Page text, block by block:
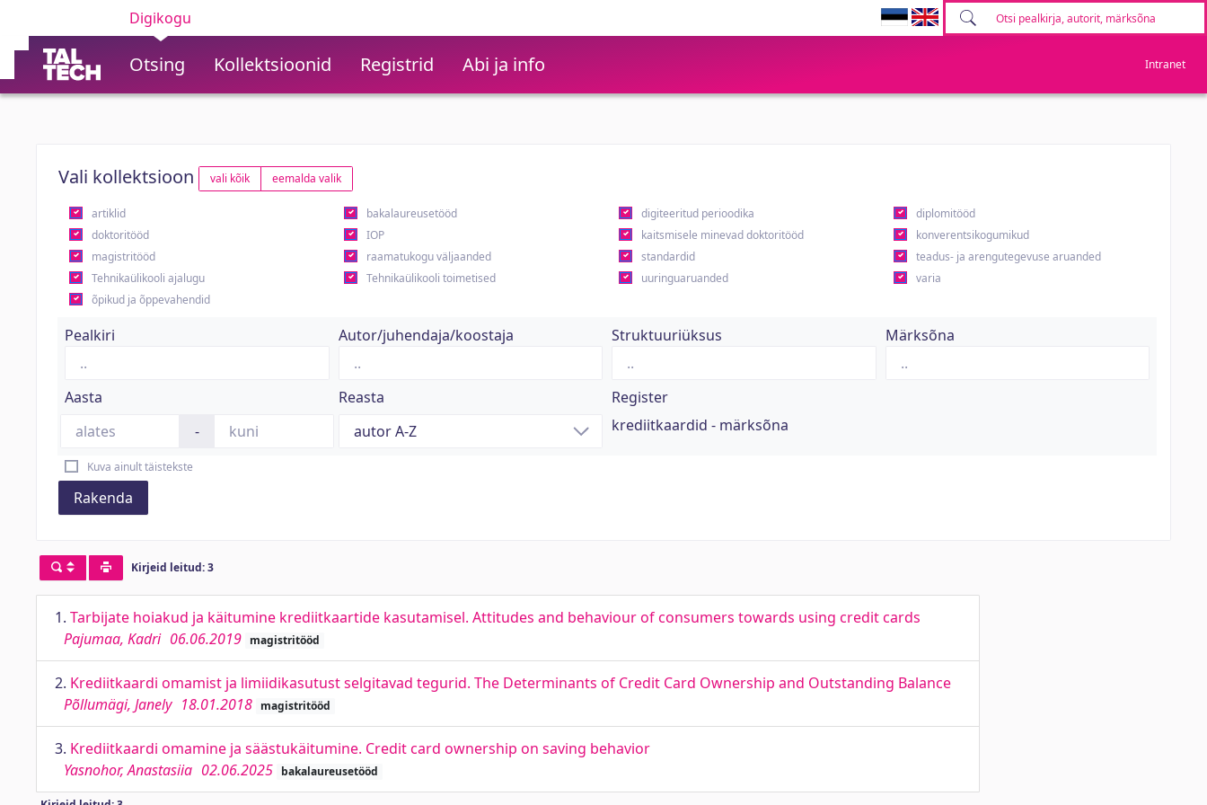
Digikogu
Otsing Kollektsioonid Registrid Abi ja info Intranet
Vali kollektsioon vali kõik eemalda valik
artiklid bakalaureusetööd digiteeritud perioodika
diplomitööd
doktoritööd
IOP kaitsmisele minevad doktoritööd
konverentsikogumikud
magistritööd
raamatukogu väljaanded standardid
teadus- ja arengutegevuse aruanded
Tehnikaülikooli ajalugu
Tehnikaülikooli toimetised uuringuaruanded
varia
õpikud ja õppevahendid
Pealkiri Autor/juhendaja/koostaja Struktuuriüksus Märksõna
Aasta
-
Reasta
Register
krediitkaardid - märksõna
Kuva ainult täistekste
Rakenda
Kirjeid leitud: 3
1. Tarbijate hoiakud ja käitumine krediitkaartide kasutamisel. Attitudes and behaviour of consumers towards using credit cards
Pajumaa, Kadri 06.06.2019 magistritööd
2. Krediitkaardi omamist ja limiidikasutust selgitavad tegurid. The Determinants of Credit Card Ownership and Outstanding Balance
Põllumägi, Janely 18.01.2018 magistritööd
3. Krediitkaardi omamine ja säästukäitumine. Credit card ownership on saving behavior
Yasnohor, Anastasiia 02.06.2025 bakalaureusetööd